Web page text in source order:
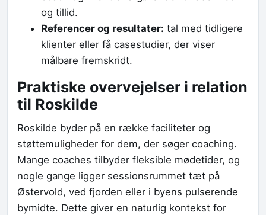
og tillid.
Referencer og resultater: tal med tidligere
klienter eller få casestudier, der viser
målbare fremskridt.
Praktiske overvejelser i relation
til Roskilde
Roskilde byder på en række faciliteter og
støttemuligheder for dem, der søger coaching.
Mange coaches tilbyder fleksible mødetider, og
nogle gange ligger sessionsrummet tæt på
Østervold, ved fjorden eller i byens pulserende
bymidte. Dette giver en naturlig kontekst for